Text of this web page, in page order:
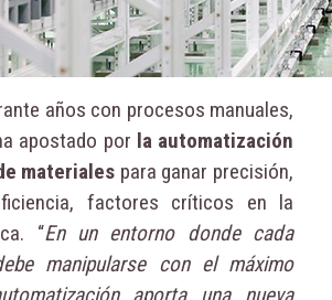
años con procesos manuales,
apostado por la automatización
materiales para ganar precisión,
factores críticos en la
“En un entorno donde cada
manipularse con el máximo
aporta una nueva